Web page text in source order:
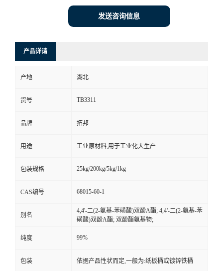
发送咨询信息
产品详请
产地 湖北
货号 TB3311
品牌 拓邦
用途 工业原材料,用于工业化大生产
包装规格 25kg/200kg/5kg/1kg
CAS编号 68015-60-1
别名
4,4'-二(2-氨基-苯磺酸)双酚A酯; 4,4'-二(2-氨基-苯
磺酸)双酚A酯; 双酚酯氨基物;
纯度 99%
包装 依据产品性状而定,一般为:纸板桶或镀锌铁桶